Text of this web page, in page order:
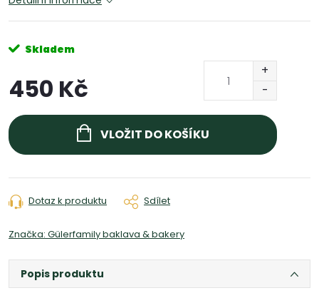
Skladem
450 Kč
cena:
VLOŽIT DO KOŠÍKU
Dotaz k produktu Sdílet
Značka: Gülerfamily baklava & bakery
Popis produktu